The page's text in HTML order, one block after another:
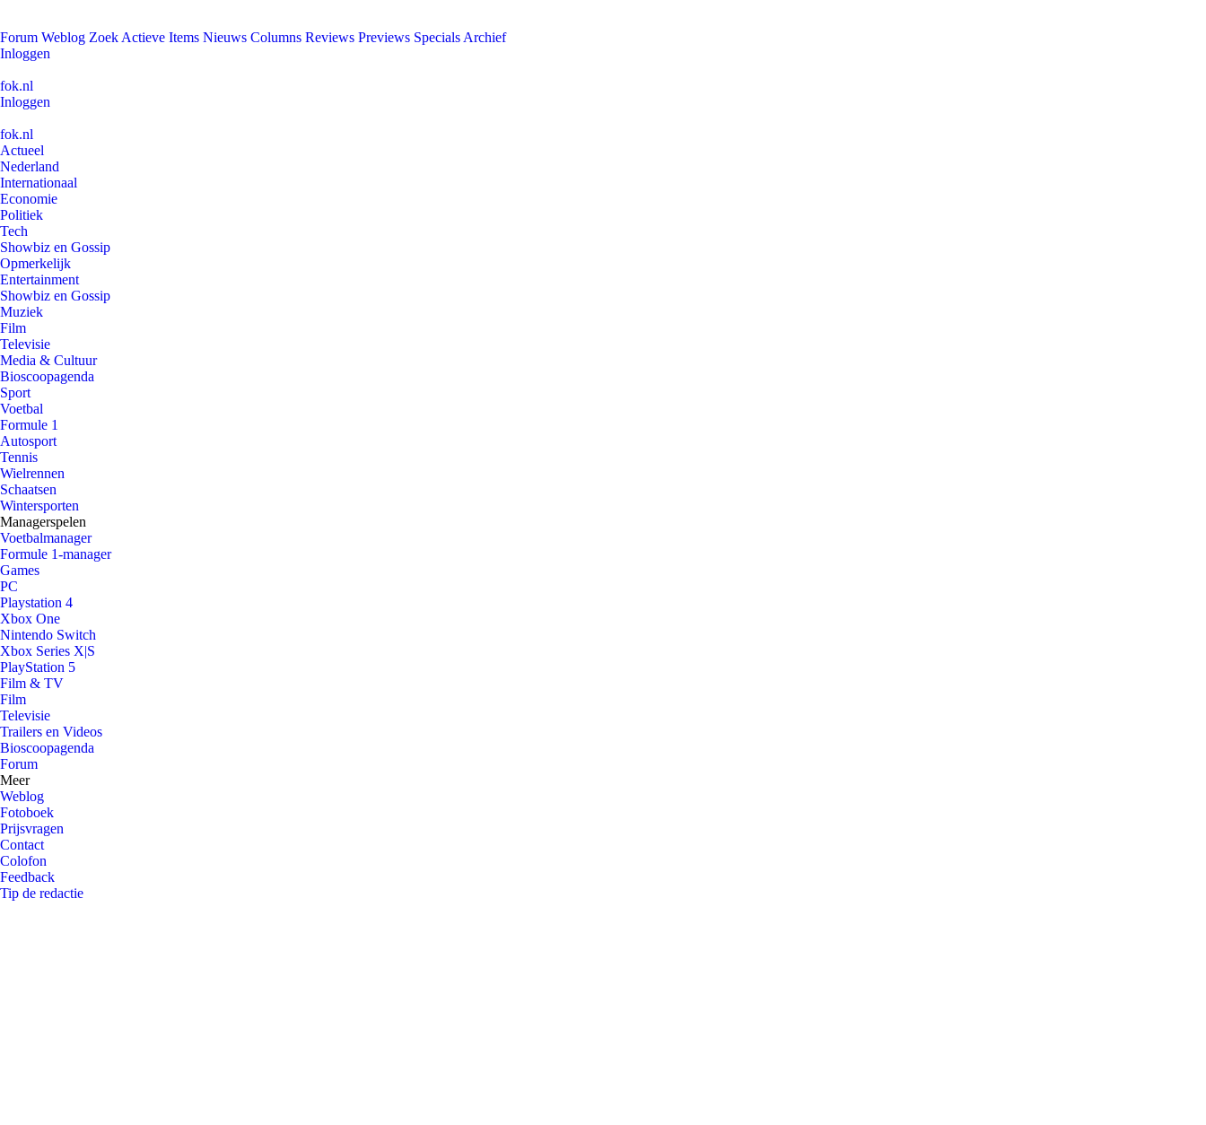
Forum Weblog Zoek Actieve Items Nieuws Columns Reviews Previews Specials Archief
Inloggen
fok.nl
Inloggen
fok.nl
Actueel
Nederland
Internationaal
Economie
Politiek
Tech
Showbiz en Gossip
Opmerkelijk
Entertainment
Showbiz en Gossip
Muziek
Film
Televisie
Media & Cultuur
Bioscoopagenda
Sport
Voetbal
Formule 1
Autosport
Tennis
Wielrennen
Schaatsen
Wintersporten
Managerspelen
Voetbalmanager
Formule 1-manager
Games
PC
Playstation 4
Xbox One
Nintendo Switch
Xbox Series X|S
PlayStation 5
Film & TV
Film
Televisie
Trailers en Videos
Bioscoopagenda
Forum
Meer
Weblog
Fotoboek
Prijsvragen
Contact
Colofon
Feedback
Tip de redactie